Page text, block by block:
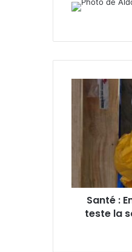
la
solidarité
Santé :
teste la